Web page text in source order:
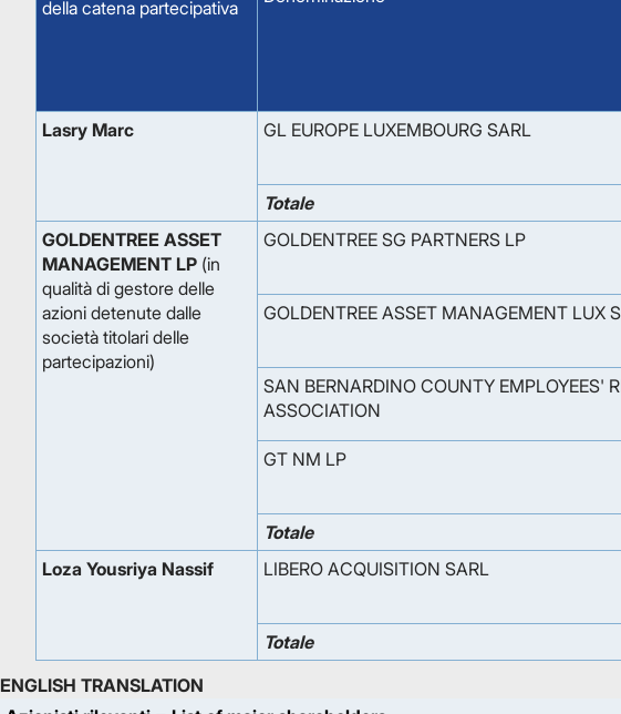
della catena partecipativa
Lasry Marc
GL EUROPE LUXEMBOURG SARL
Totale
GOLDENTREE ASSET
MANAGEMENT LP (in
qualità di gestore delle
azioni detenute dalle
società titolari delle
partecipazioni)
GOLDENTREE SG PARTNERS LP
GOLDENTREE ASSET MANAGEMENT LUX
SAN BERNARDINO COUNTY EMPLOYEES'
ASSOCIATION
GT NM LP
Totale
Loza Yousriya Nassif
LIBERO ACQUISITION SARL
Totale
ENGLISH TRANSLATION